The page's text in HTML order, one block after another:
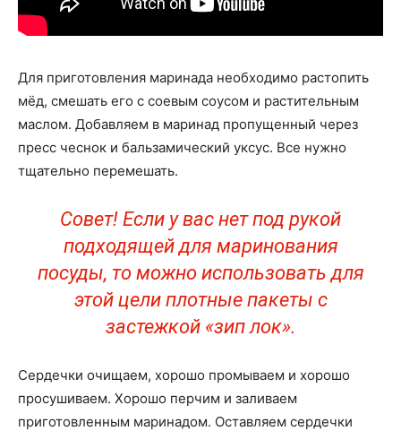
Для приготовления маринада необходимо растопить
мёд, смешать его с соевым соусом и растительным
маслом. Добавляем в маринад пропущенный через
пресс чеснок и бальзамический уксус. Все нужно
тщательно перемешать.
Совет! Если у вас нет под рукой
подходящей для маринования
посуды, то можно использовать для
этой цели плотные пакеты с
застежкой «зип лок».
Сердечки очищаем, хорошо промываем и хорошо
просушиваем. Хорошо перчим и заливаем
приготовленным маринадом. Оставляем сердечки